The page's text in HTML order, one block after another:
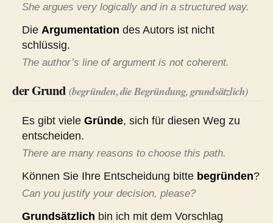
She argues very logically and in a structured way.
Die Argumentation des Autors ist nicht
schlüssig.
The author’s line of argument is not coherent.
der Grund (begründen, die Begründung, grundsätzlich)
Es gibt viele Gründe, sich für diesen Weg zu
entscheiden.
There are many reasons to choose this path.
Können Sie Ihre Entscheidung bitte begründen?
Can you justify your decision, please?
Grundsätzlich bin ich mit dem Vorschlag